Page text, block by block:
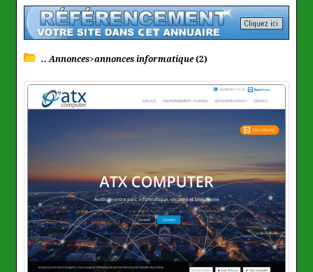
.. Annonces>annonces informatique(2)